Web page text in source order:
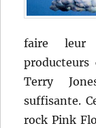
faire leur
Terry
suffisante.
rock Pink